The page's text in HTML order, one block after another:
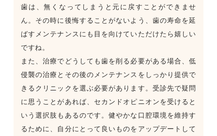
歯は、無くなってしまうと元に戻すことができませ
ん。その時に後悔することがないよう、歯の寿命を延
ばすメンテナンスにも目を向けていただけたら嬉しい
ですね。
また、治療でどうしても歯を削る必要がある場合、低
侵襲の治療とその後のメンテナンスをしっかり提供で
きるクリニックを選ぶ必要があります。受診先で疑問
に思うことがあれば、セカンドオピニオンを受けると
いう選択肢もあるのです。健やかな口腔環境を維持す
るために、自分にとって良いものをアップデートして